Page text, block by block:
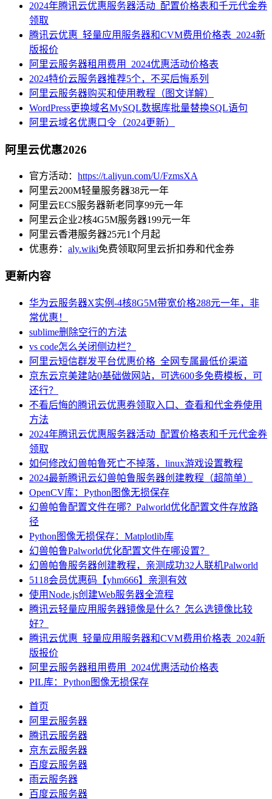
2024年腾讯云优惠服务器活动_配置价格表和千元代金券
领取
腾讯云优惠_轻量应用服务器和CVM费用价格表_2024新
版报价
阿里云服务器租用费用_2024优惠活动价格表
2024特价云服务器推荐5个，不买后悔系列
阿里云服务器购买和使用教程（图文详解）
WordPress更换域名MySQL数据库批量替换SQL语句
阿里云域名优惠口令（2024更新）
阿里云优惠2026
官方活动： https://t.aliyun.com/U/FzmsXA
阿里云200M轻量服务器38元一年
阿里云ECS服务器新老同享99元一年
阿里云企业2核4G5M服务器199元一年
阿里云香港服务器25元1个月起
优惠券： aly.wiki免费领取阿里云折扣券和代金券
更新内容
华为云服务器X实例-4核8G5M带宽价格288元一年，非
常优惠！
sublime删除空行的方法
vs code怎么关闭侧边栏？
阿里云短信群发平台优惠价格_全网专属最低价渠道
京东云京美建站0基础做网站，可选600多免费模板，可
还行？
不看后悔的腾讯云优惠券领取入口、查看和代金券使用
方法
2024年腾讯云优惠服务器活动_配置价格表和千元代金券
领取
如何修改幻兽帕鲁死亡不掉落，linux游戏设置教程
2024最新腾讯云幻兽帕鲁服务器创建教程（超简单）
OpenCV库：Python图像无损保存
幻兽帕鲁配置文件在哪？Palworld优化配置文件存放路
径
Python图像无损保存：Matplotlib库
幻兽帕鲁Palworld优化配置文件在哪设置？
幻兽帕鲁服务器创建教程，亲测成功32人联机Palworld
5118会员优惠码【yhm666】亲测有效
使用Node.js创建Web服务器全流程
腾讯云轻量应用服务器镜像是什么？怎么选镜像比较
好？
腾讯云优惠_轻量应用服务器和CVM费用价格表_2024新
版报价
阿里云服务器租用费用_2024优惠活动价格表
PIL库：Python图像无损保存
首页
阿里云服务器
腾讯云服务器
京东云服务器
百度云服务器
雨云服务器
百度云服务器